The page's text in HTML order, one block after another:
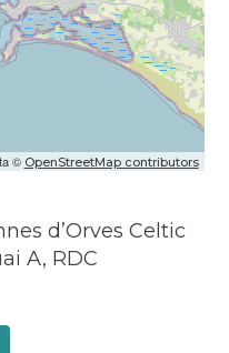
© OpenStreetMap contributors
d’Orves Celtic
A, RDC